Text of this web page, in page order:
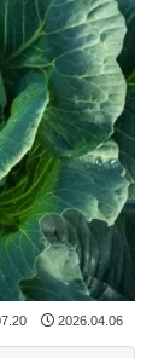
2026.04.06